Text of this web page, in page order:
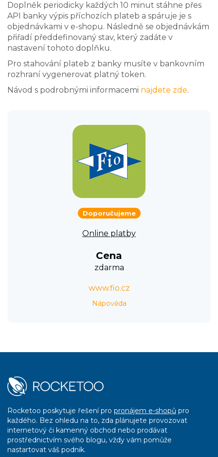
Doplněk periodicky každých 10 minut stáhne přes
API banky výpis příchozích plateb a spáruje je s
objednávkami v e-shopu. Následně se objednávkám
přiřadí předdefinovaný stav, který zadáte v
nastavení tohoto doplňku.
Pro stahování plateb z banky musíte v bankovním
rozhraní vygenerovat platný token.
Návod s podrobnými informacemi najdete zde.
Doporučujeme
Online platby
Cena
zdarma
www.fio.cz
Nápověda
Rocketoo poskytuje řešení pro pronájem e-shopů pro
každého. Bez ohledu na to, zda plánujete provozovat
internetový či kamenný obchod nebo prodávat
prostřednictvím svého blogu, vždy vám pomůže
nastartovat váš podnik.